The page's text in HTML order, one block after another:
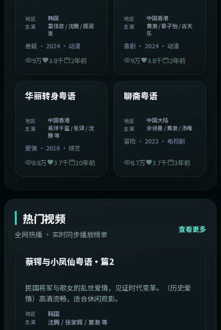
地区 韩国
主演
雷佳音 / 沈腾 / 周润
发
悬疑· 2024· 动漫
9万 3.8千 2年前
地区 中国香港
主演
黄渤 / 章子怡 / 古天
乐
喜剧· 2024· 动漫
9万 3.8千 2年前
精选
华丽转身粤语
地区 中国香港
主演
易烊千玺 / 张译 / 沈
腾 等
爱情· 2016· 综艺
8.8万 3.7千 10年前
精选
聊斋粤语
地区 中国大陆
主演 佘诗曼 / 黄渤 / 汤唯
冒险· 2022· 电视剧
8.7万 3.7千 3年前
热门视频
全网热播 · 实时同步播放榜单
查看更多
热门
韩国 44:14
蔡锷与小凤仙粤语·篇2
民国将军与歌女的乱世爱情，见证时代变革。（历史爱
情）高清流畅，适合休闲观影。
地区 韩国
主演
沈腾 / 张家辉 / 黄渤 等